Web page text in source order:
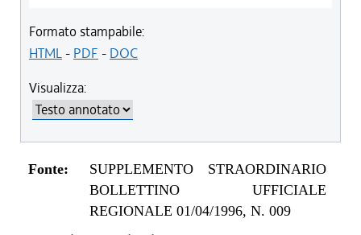
Formato stampabile:
HTML- PDF - DOC
Visualizza:
Fonte:
SUPPLEMENTO STRAORDINARIO
BOLLETTINO UFFICIALE
REGIONALE 01/04/1996, N. 009